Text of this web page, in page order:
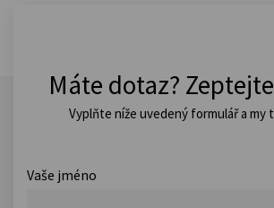
Máte dotaz?
Vyplňte níže uvedený formulář a my
Vaše jméno